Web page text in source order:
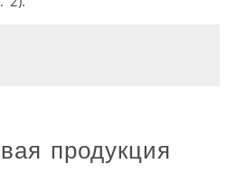
продукция